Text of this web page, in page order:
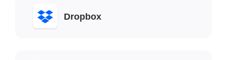
Dropbox